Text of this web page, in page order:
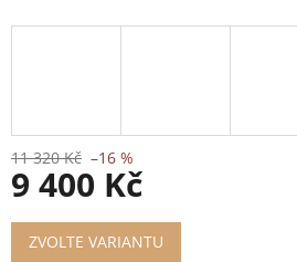
11 320 Kč –16 %
9 400 Kč
Měrná
cena:
ZVOLTE VARIANTU